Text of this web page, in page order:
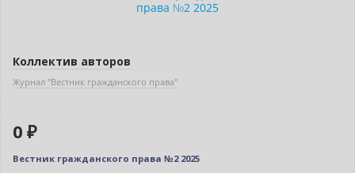
Коллектив авторов
Журнал "Вестник гражданского права"
0 ₽
Вестник гражданского права №2 2025